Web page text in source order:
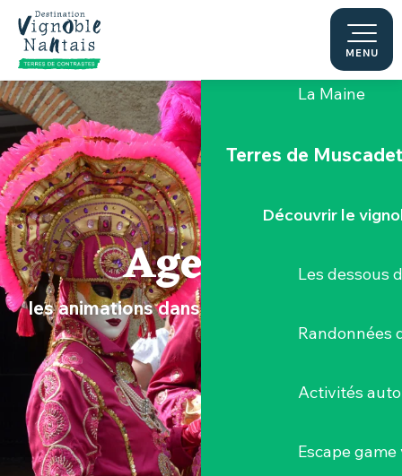
Aller
contenu
principal
MENU
Le "Porte-
La Maine
Terres de Muscadet
Découvrir le
Les dessous
Randonnées
Activités
Escape
Agenda
les animations dans le Vignoble Nantais